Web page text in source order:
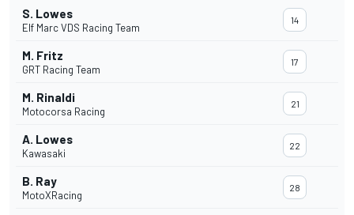
S. Lowes
Elf Marc VDS Racing Team
14
M. Fritz
GRT Racing Team
17
M. Rinaldi
Motocorsa Racing
21
A. Lowes
Kawasaki
22
B. Ray
MotoXRacing
28